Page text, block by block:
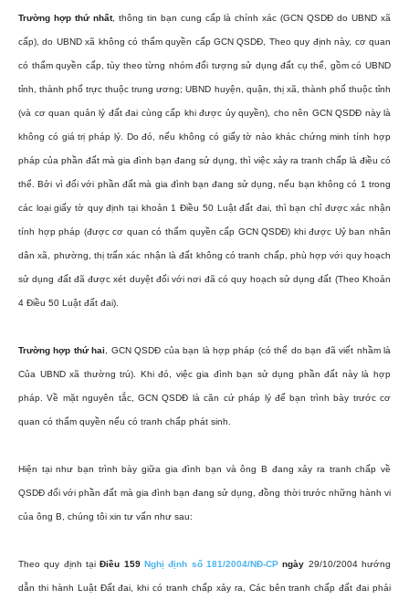
Trường hợp thứ nhất, thông tin bạn cung cấp là chính xác (GCN QSDĐ do UBND xã
cấp), do UBND xã không có thẩm quyền cấp GCN QSDĐ, Theo quy định này, cơ quan
có thẩm quyền cấp, tùy theo từng nhóm đối tượng sử dụng đất cụ thể, gồm có UBND
tỉnh, thành phố trực thuộc trung ương; UBND huyện, quận, thị xã, thành phố thuộc tỉnh
(và cơ quan quản lý đất đai cùng cấp khi được ủy quyền), cho nên GCN QSDĐ này là
không có giá trị pháp lý. Do đó, nếu không có giấy tờ nào khác chứng minh tính hợp
pháp của phần đất mà gia đình bạn đang sử dụng, thì việc xảy ra tranh chấp là điều có
thể. Bởi vì đối với phần đất mà gia đình bạn đang sử dụng, nếu bạn không có 1 trong
các loại giấy tờ quy định tại khoản 1 Điều 50 Luật đất đai, thì bạn chỉ được xác nhận
tính hợp pháp (được cơ quan có thẩm quyền cấp GCN QSDĐ) khi được Uỷ ban nhân
dân xã, phường, thị trấn xác nhận là đất không có tranh chấp, phù hợp với quy hoạch
sử dụng đất đã được xét duyệt đối với nơi đã có quy hoạch sử dụng đất (Theo Khoản
4 Điều 50 Luật đất đai).
Trường hợp thứ hai , GCN QSDĐ của bạn là hợp pháp (có thể do bạn đã viết nhầm là
Của UBND xã thường trú). Khi đó, việc gia đình bạn sử dụng phần đất này là hợp
pháp. Về mặt nguyên tắc, GCN QSDĐ là căn cứ pháp lý để bạn trình bày trước cơ
quan có thẩm quyền nếu có tranh chấp phát sinh.
Hiện tại như bạn trình bày giữa gia đình bạn và ông B đang xảy ra tranh chấp về
QSDĐ đối với phần đất mà gia đình bạn đang sử dụng, đồng thời trước những hành vi
của ông B, chúng tôi xin tư vấn như sau:
Theo quy định tạiĐiều 159Nghị định số 181/2004/NĐ-CP ngày 29/10/2004 hướng
dẫn thi hành Luật Đất đai, khi có tranh chấp xảy ra, Các bên tranh chấp đất đai phải